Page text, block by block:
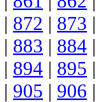
| 872 | 873 |
| 883 | 884 |
| 894 | 895 |
| 905 | 906 |